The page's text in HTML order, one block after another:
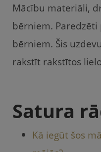
c
e
b
o
itt
er
ai
l
u
e
Mācību materiāli,
bērniem. Paredzēti
bērniem. Šis
rakstīt rakstītos
Satura
Kā iegūt šos